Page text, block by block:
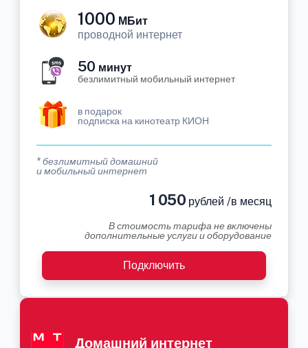
1000 МБит
проводной интернет
50 минут
безлимитный мобильный интернет
в подарок
подписка на кинотеатр КИОН
* безлимитный домашний
и мобильный интернет
1 050 рублей /в месяц
В стоимость тарифа не включены
дополнительные услуги и оборудование
Подключить
Домашний интернет